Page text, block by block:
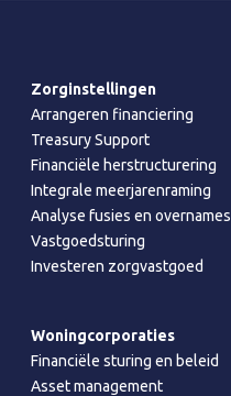
Zorginstellingen
Arrangeren financiering
Treasury Support
Financiële herstructurering
Integrale meerjarenraming
Analyse fusies en overnames
Vastgoedsturing
Investeren zorgvastgoed
Woningcorporaties
Financiële sturing en beleid
Asset management